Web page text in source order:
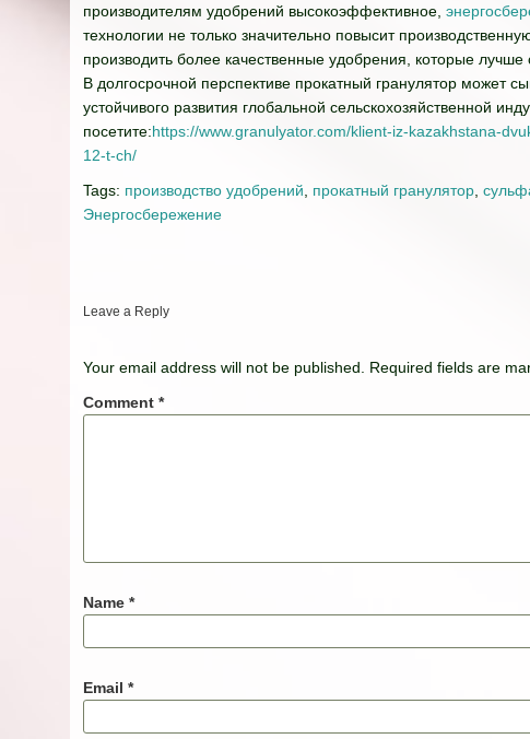
производителям удобрений высокоэффективное,
технологии не только значительно повысит
производить более качественные удобрения, которые лучше
В долгосрочной перспективе прокатный гранулятор может
устойчивого развития глобальной сельскохозяйственной
посетите:https://www.granulyator.com/klient-iz-kazakhstana-
12-t-ch/
Tags: производство удобрений прокатный гранулятор
Энергосбережение
Leave a Reply
Your email address will not be published. Required fields are
Comment *
Name *
Email *